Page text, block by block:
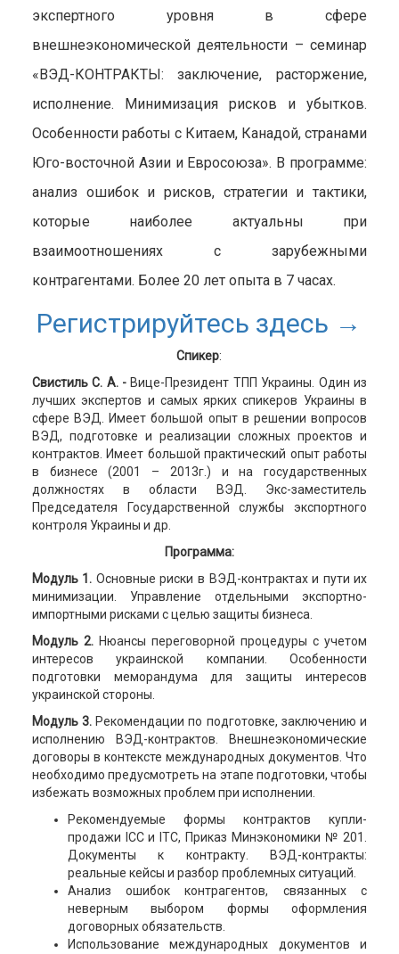
экспертного уровня в сфере
внешнеэкономической деятельности – семинар
«ВЭД-КОНТРАКТЫ: заключение, расторжение,
исполнение. Минимизация рисков и убытков.
Особенности работы с Китаем, Канадой, странами
Юго-восточной Азии и Евросоюза». В программе:
анализ ошибок и рисков, стратегии и тактики,
которые наиболее актуальны при
взаимоотношениях с зарубежными
контрагентами. Более 20 лет опыта в 7 часах.
Регистрируйтесь здесь →
Спикер:
Свистиль С. А. - Вице-Президент ТПП Украины. Один из
лучших экспертов и самых ярких спикеров Украины в
сфере ВЭД. Имеет большой опыт в решении вопросов
ВЭД, подготовке и реализации сложных проектов и
контрактов. Имеет большой практический опыт работы
в бизнесе (2001 – 2013г.) и на государственных
должностях в области ВЭД. Экс-заместитель
Председателя Государственной службы экспортного
контроля Украины и др.
Программа:
Модуль 1. Основные риски в ВЭД-контрактах и пути их
минимизации. Управление отдельными экспортно-
импортными рисками с целью защиты бизнеса.
Модуль 2.Нюансы переговорной процедуры с учетом
интересов украинской компании. Особенности
подготовки меморандума для защиты интересов
украинской стороны.
Модуль 3. Рекомендации по подготовке, заключению и
исполнению ВЭД-контрактов. Внешнеэкономические
договоры в контексте международных документов. Что
необходимо предусмотреть на этапе подготовки, чтобы
избежать возможных проблем при исполнении.
Рекомендуемые формы контрактов купли-
продажи ICC и ITC, Приказ Минэкономики № 201.
Документы к контракту. ВЭД-контракты:
реальные кейсы и разбор проблемных ситуаций.
Анализ ошибок контрагентов, связанных с
неверным выбором формы оформления
договорных обязательств.
Использование международных документов и